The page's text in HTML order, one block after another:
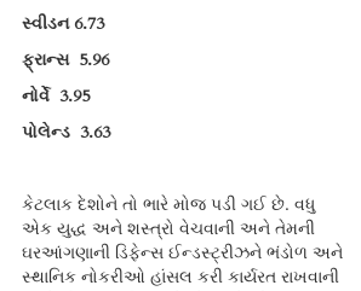
સ્વીડન6.73
ફ્રાન્સ 5.96
નોર્વે3.95
પોલેન્ડ3.63
કેટલાક દેશોને તો ભારે મોજ પડી ગઈ છે. વધુ
એક યુદ્ધ અને શસ્ત્રો વેચવાની અને તેમની
ઘરઆંગણાની ડિફેન્સ ઈન્ડસ્ટ્રીઝને ભંડોળ અને
સ્થાનિક નોકરીઓ હાંસલ કરી કાર્યરત રાખવાની